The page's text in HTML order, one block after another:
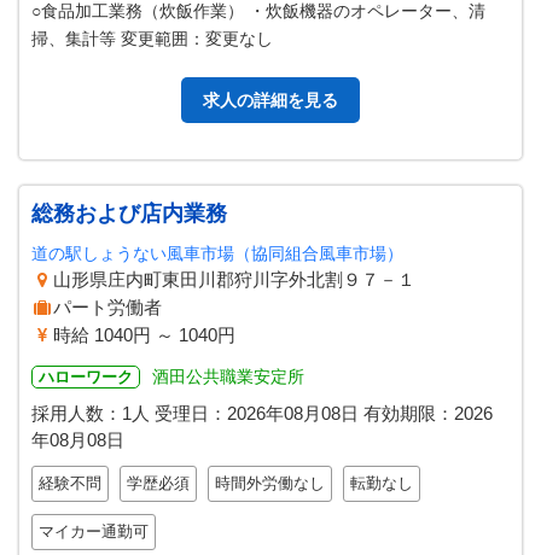
○食品加工業務（炊飯作業） ・炊飯機器のオペレーター、清
掃、集計等 変更範囲：変更なし
求人の詳細を見る
総務および店内業務
道の駅しょうない風車市場（協同組合風車市場）
山形県庄内町東田川郡狩川字外北割９７－１
パート労働者
時給 1040円 ～ 1040円
ハローワーク 酒田公共職業安定所
採用人数：1人 受理日： 2026年08月08日 有効期限： 2026
年08月08日
経験不問 学歴必須 時間外労働なし 転勤なし
マイカー通勤可